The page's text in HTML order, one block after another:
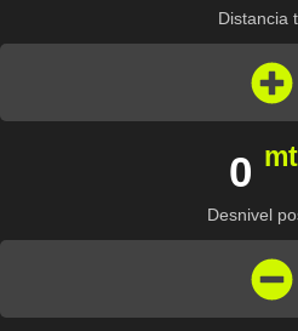
Distancia
0
Desnivel